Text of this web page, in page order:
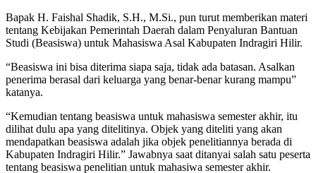
Bapak H. Faishal Shadik, S.H., M.Si., pun turut memberikan materi
tentang Kebijakan Pemerintah Daerah dalam Penyaluran Bantuan
Studi (Beasiswa) untuk Mahasiswa Asal Kabupaten Indragiri Hilir.
“Beasiswa ini bisa diterima siapa saja, tidak ada batasan. Asalkan
penerima berasal dari keluarga yang benar-benar kurang mampu”
katanya.
“Kemudian tentang beasiswa untuk mahasiswa semester akhir, itu
dilihat dulu apa yang ditelitinya. Objek yang diteliti yang akan
mendapatkan beasiswa adalah jika objek penelitiannya berada di
Kabupaten Indragiri Hilir.” Jawabnya saat ditanyai salah satu peserta
tentang beasiswa penelitian untuk mahasiwa semester akhir.